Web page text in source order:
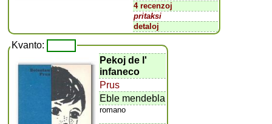
4 recenzoj
pritaksi
detaloj
Kvanto:
Pekoj de l'
infaneco
Prus
Eble mendebla
romano